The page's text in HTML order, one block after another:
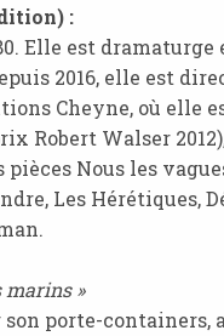
:
Elle est
2016, elle est
Cheyne, où elle
Robert Walser
pièces Nous les
Les Hérétiques,
marins »
son porte-